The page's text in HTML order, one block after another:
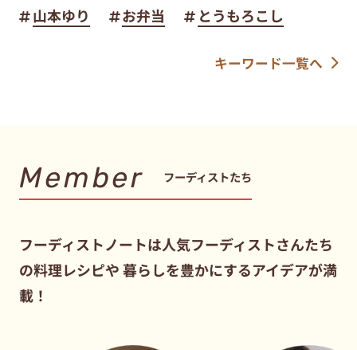
山本ゆり お弁当 とうもろこし
キーワード一覧へ
Member フーディストたち
フーディストノートは人気フーディストさんたち
の料理レシピや暮らしを豊かにするアイデアが満
載！